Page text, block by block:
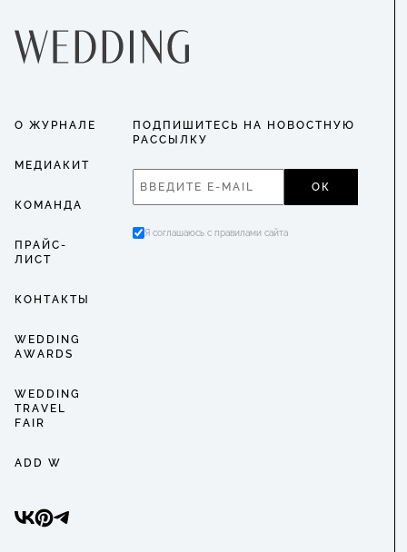
О ЖУРНАЛЕ
МЕДИАКИТ
КОМАНДА
ПРАЙС-
ЛИСТ
КОНТАКТЫ
WEDDING
AWARDS
WEDDING
TRAVEL
FAIR
ADD W
ПОДПИШИТЕСЬ НА НОВОСТНУЮ
РАССЫЛКУ
ОК
Я соглашаюсь с правилами сайта